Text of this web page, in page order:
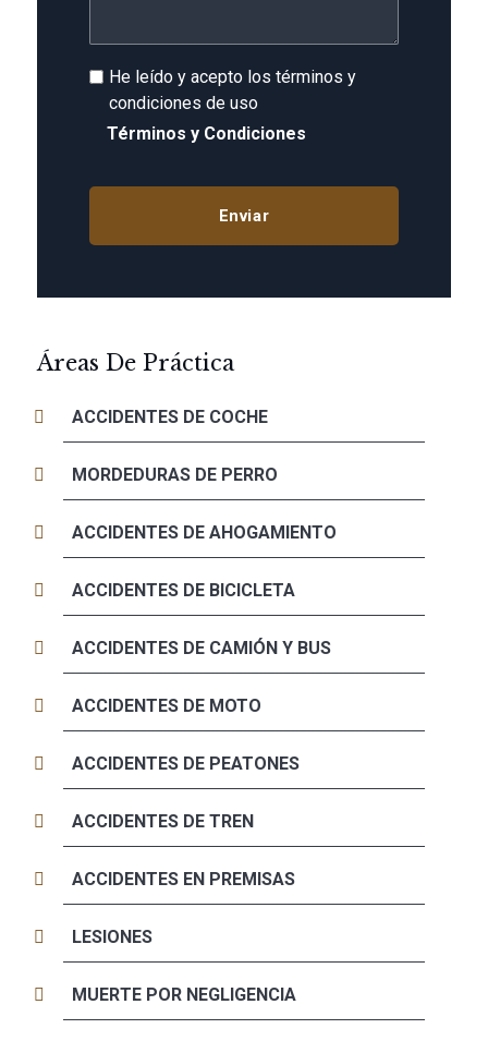
He leído y acepto los términos y
condiciones de uso
Términos y Condiciones
Áreas De Práctica
ACCIDENTES DE COCHE
MORDEDURAS DE PERRO
ACCIDENTES DE AHOGAMIENTO
ACCIDENTES DE BICICLETA
ACCIDENTES DE CAMIÓN Y BUS
ACCIDENTES DE MOTO
ACCIDENTES DE PEATONES
ACCIDENTES DE TREN
ACCIDENTES EN PREMISAS
LESIONES
MUERTE POR NEGLIGENCIA